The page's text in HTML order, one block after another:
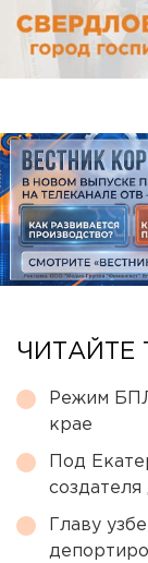
ЧИТАЙТЕ
Режим
крае
Под
Главу